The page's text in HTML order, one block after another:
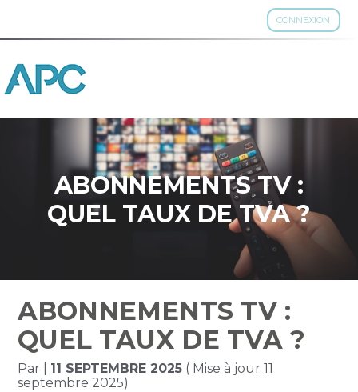
CONNEXION
Aller
au
ABONNEMENTS TV :
QUEL TAUX DE TVA ?
ABONNEMENTS TV :
QUEL TAUX DE TVA ?
Par 11 SEPTEMBRE 2025 ( Mise à jour 11
septembre 2025)